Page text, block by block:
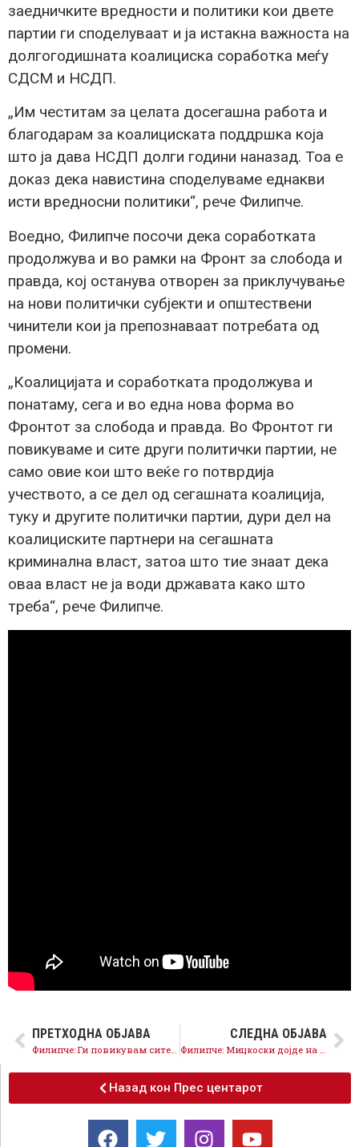
заедничките вредности и политики кои двете
партии ги споделуваат и ја истакна важноста на
долгогодишната коалициска соработка меѓу
СДСМ и НСДП.
„Им честитам за целата досегашна работа и
благодарам за коалициската поддршка која
што ја дава НСДП долги години наназад. Тоа е
доказ дека навистина споделуваме еднакви
исти вредносни политики“, рече Филипче.
Воедно, Филипче посочи дека соработката
продолжува и во рамки на Фронт за слобода и
правда, кој останува отворен за приклучување
на нови политички субјекти и општествени
чинители кои ја препознаваат потребата од
промени.
„Коалицијата и соработката продолжува и
понатаму, сега и во една нова форма во
Фронтот за слобода и правда. Во Фронтот ги
повикуваме и сите други политички партии, не
само овие кои што веќе го потврдија
учеството, а се дел од сегашната коалиција,
туку и другите политички партии, дури дел на
коалициските партнери на сегашната
криминална власт, затоа што тие знаат дека
оваа власт не ја води државата како што
треба“, рече Филипче.
ПРЕТХОДНА ОБЈАВА СЛЕДНА ОБЈАВА
Назад кон Прес центарот